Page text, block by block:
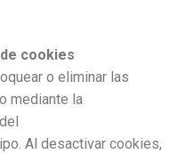
cookies
o eliminar las
mediante la
Al desactivar cookies,